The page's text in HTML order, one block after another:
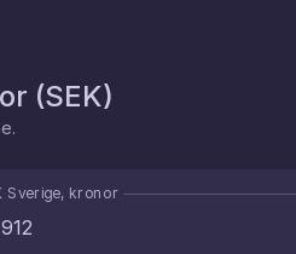
(SEK)
Sverige, kronor